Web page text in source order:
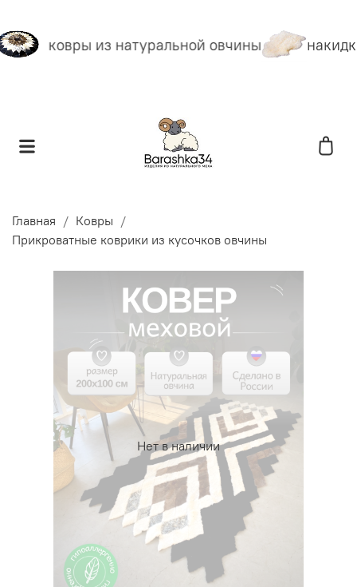
ковры из натуральной овчины
Главная
Ковры
Прикроватные коврики из кусочков овчины
Нет в наличии